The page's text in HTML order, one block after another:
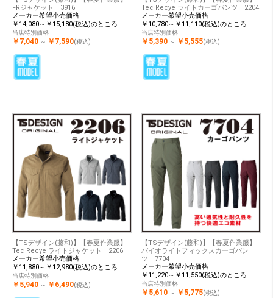
FRジャケット 3916
メーカー希望小売価格
￥14,080～￥15,180(税込)のところ
当店特別価格
￥7,040 ～ ￥7,590(税込)
Tec Recye ライトカーゴパンツ 2204
メーカー希望小売価格
￥10,780～￥11,110(税込)のところ
当店特別価格
￥5,390 ～ ￥5,555(税込)
【TSデザイン(藤和)】【春夏作業服】
Tec Recye ライトジャケット 2206
メーカー希望小売価格
￥11,880～￥12,980(税込)のところ
当店特別価格
￥5,940 ～ ￥6,490(税込)
【TSデザイン(藤和)】【春夏作業服】
バイオライトフィックスカーゴパン
ツ 7704
メーカー希望小売価格
￥11,220～￥11,550(税込)のところ
当店特別価格
￥5,610 ～ ￥5,775(税込)